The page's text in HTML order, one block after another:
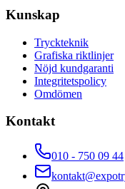
Kunskap
Tryckteknik
Grafiska riktlinjer
Nöjd kundgaranti
Integritetspolicy
Omdömen
Kontakt
010 - 750 09 44